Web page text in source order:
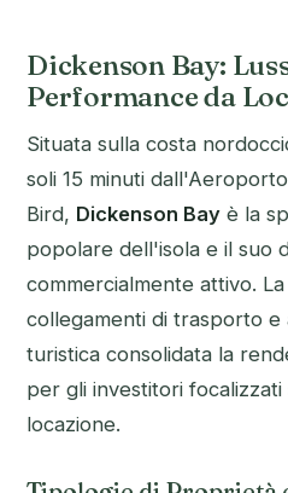
Dickenson Bay:
Performance da
Situata sulla costa
soli 15 minuti
Bird, Dickenson Bay è la
popolare dell'isola e il suo
commercialmente attivo.
collegamenti di trasporto
turistica consolidata la
per gli investitori
locazione.